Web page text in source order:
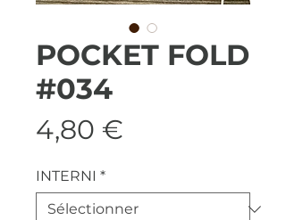
POCKET FOLD
#034
4,80 €
INTERNI *